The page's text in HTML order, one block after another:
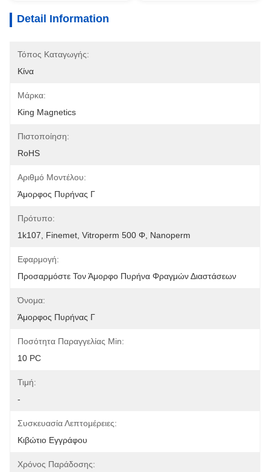
Detail Information
Τόπος Καταγωγής:
Κίνα
Μάρκα:
King Magnetics
Πιστοποίηση:
RoHS
Αριθμό Μοντέλου:
Άμορφος Πυρήνας Γ
Πρότυπο:
1k107, Finemet, Vitroperm 500 Φ, Nanoperm
Εφαρμογή:
Προσαρμόστε Τον Άμορφο Πυρήνα Φραγμών Διαστάσεων
Όνομα:
Άμορφος Πυρήνας Γ
Ποσότητα Παραγγελίας Min:
10 PC
Τιμή:
-
Συσκευασία Λεπτομέρειες:
Κιβώτιο Εγγράφου
Χρόνος Παράδοσης: